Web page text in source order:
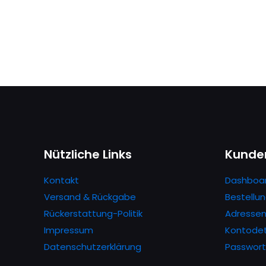
Nützliche Links
Kontakt
Versand & Rückgabe
Rückerstattung-Politik
Impressum
Datenschutzerklärung
Adressen